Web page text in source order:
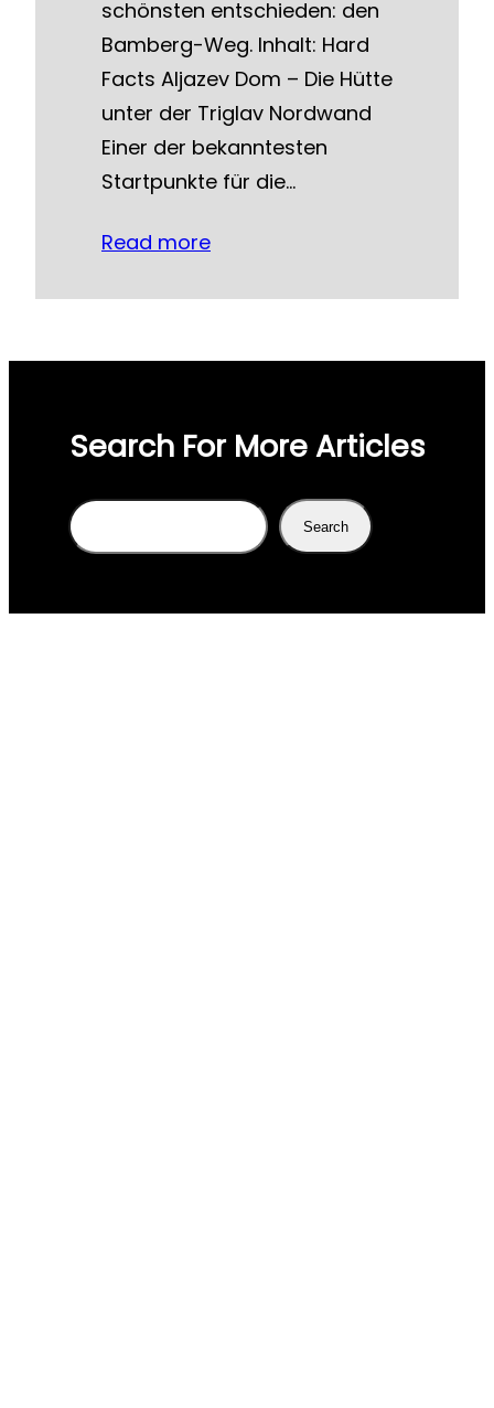
schönsten entschieden: den
Bamberg-Weg. Inhalt: Hard
Facts Aljazev Dom – Die Hütte
unter der Triglav Nordwand
Einer der bekanntesten
Startpunkte für die…
Read more
Search For More Articles
Search Search